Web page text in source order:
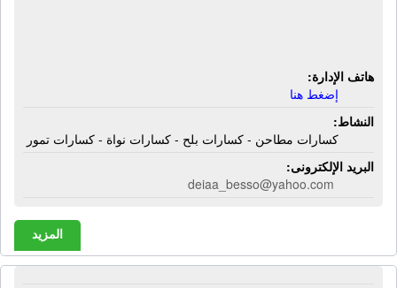
هاتف الإدارة:
إضغط هنا
النشاط:
كسارات مطاحن - كسارات بلح - كسارات نواة - كسارات تمور
البريد الإلكترونى:
deiaa_besso@yahoo.com
المزيد